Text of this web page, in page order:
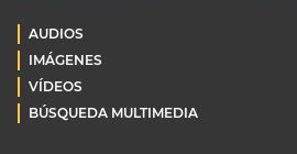
AUDIOS
IMÁGENES
VÍDEOS
BÚSQUEDA MULTIMEDIA